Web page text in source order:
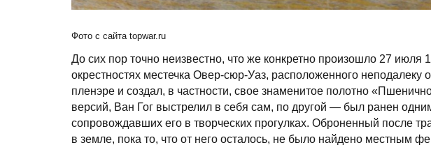
Фото с сайта topwar.ru
До сих пор точно неизвестно, что же конкретно произошло 27 июля
окрестностях местечка Овер-сюр-Уаз, расположенного неподалеку
пленэре и создал, в частности, свое знаменитое полотно
версий, Ван Гог выстрелил в себя сам, по другой — был ранен
сопровождавших его в творческих прогулках. Оброненный после
в земле, пока то, что от него осталось, не было найдено местным